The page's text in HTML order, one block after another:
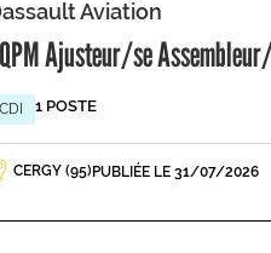
Aviation
Ajusteur/se
CDI 1 POSTE
CERGY (95) PUBLIÉE LE 31/07/2026